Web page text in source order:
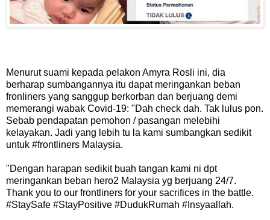
Menurut suami kepada pelakon Amyra Rosli ini, dia
berharap sumbangannya itu dapat meringankan beban
fronliners yang sanggup berkorban dan berjuang demi
memerangi wabak Covid-19: "Dah check dah. Tak lulus pon.
Sebab pendapatan pemohon / pasangan melebihi
kelayakan. Jadi yang lebih tu la kami sumbangkan sedikit
untuk #frontliners Malaysia.
"Dengan harapan sedikit buah tangan kami ni dpt
meringankan beban hero2 Malaysia yg berjuang 24/7.
Thank you to our frontliners for your sacrifices in the battle.
#StaySafe #StayPositive #DudukRumah #Insyaallah.